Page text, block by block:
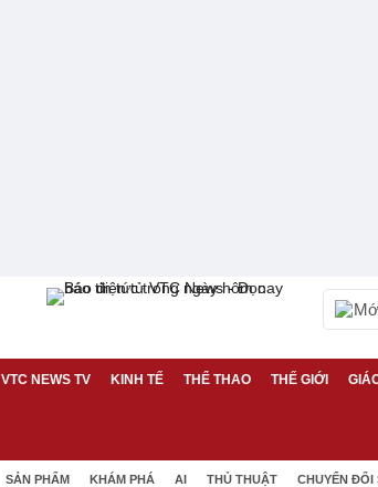
VTC NEWS TV KINH TẾ THỂ THAO THẾ GIỚI
SẢN PHẨM KHÁM PHÁ AI THỦ THUẬT CHUYỂN ĐỔI